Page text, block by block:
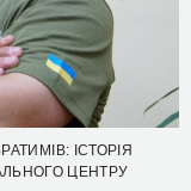
ІСТОРІЯ
ЦЕНТРУ